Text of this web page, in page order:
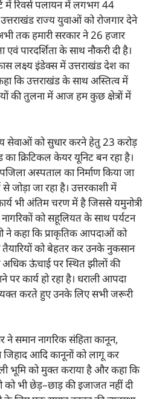
में रिवर्स पलायन में लगभग 44
राज्य युवाओं को रोजगार देने
तक हमारी सरकार ने 26 हजार
पारदर्शिता के साथ नौकरी दी है।
लक्ष्य इंडेक्स में उत्तराखंड देश का
कि उत्तराखंड के साथ अस्तित्व में
की तुलना में आज हम कुछ क्षेत्रों में
सेवाओं को सुधार करने हेतु 23 करोड़
क्रिटिकल केयर यूनिट बन रहा है।
अस्पताल का निर्माण किया जा
जोड़ा जा रहा है। उत्तरकाशी में
भी अंतिम चरण में है जिससे यमुनोत्री
को सहूलियत के साथ पर्यटन
ने कहा कि प्राकृतिक आपदाओं को
को बेहतर कर उनके नुकसान
ऊंचाई पर स्थित झीलों की
पर कार्य हो रहा है। धराली आपदा
करते हुए उनके लिए सभी जरूरी
ने समान नागरिक संहिता कानून,
आदि कानूनों को लागू कर
भूमि को मुक्त कराया है और कहा कि
भी छेड़–छाड़ की इजाजत नहीं दी